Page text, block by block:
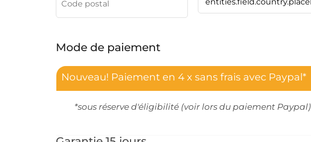
Mode de paiement
Nouveau! Paiement en 4 x sans frais avec Paypal*
*sous réserve d'éligibilité (voir lors du paiement Paypal)